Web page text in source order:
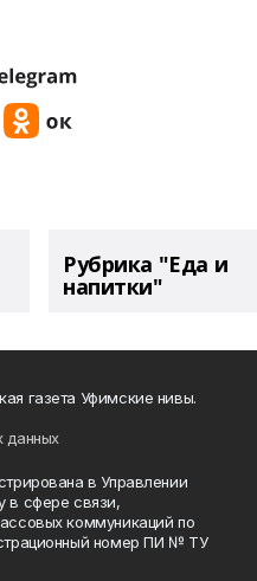
Рубрика "Еда и
напитки"
газета Уфимские нивы.
данных
в Управлении
в сфере связи,
коммуникаций по
номер ПИ № ТУ